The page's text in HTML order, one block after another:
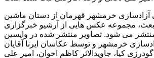
آزادسازی خرمشهر قهرمان از دستان ماشین
مجموعه عکس هایی از آرشیو خبرگزاری
می شود. تصاویر منتشر شده در واپسین
خرمشهر و توسط عکاسان ایرنا آقایان
کیا، جاویدالاثر کاظم اخوان، امیر علی